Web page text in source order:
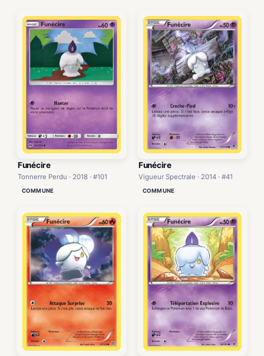
Funécire
Tonnerre Perdu · 2018 · #101
COMMUNE
Funécire
Vigueur Spectrale · 2014 · #41
COMMUNE